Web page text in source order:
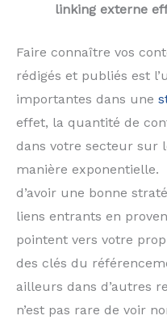
linking externe
Faire connaître vos
rédigés et publiés est
importantes dans une
effet, la quantité de
dans votre secteur sur
manière
d’avoir une bonne
liens entrants en
pointent vers votre
des clés du
ailleurs dans d’autres
n’est pas rare de voir